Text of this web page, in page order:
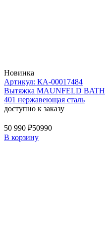
Новинка
Артикул: КА-00017484
Вытяжка MAUNFELD BATH
401 нержавеющая сталь
доступно к заказу
50 990 ₽50990
В корзину